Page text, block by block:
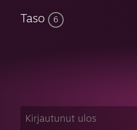
Taso 6
Kirjautunut ulos